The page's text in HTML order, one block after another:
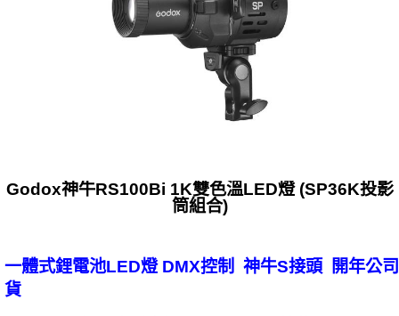
Godox神牛RS100Bi 1K雙色溫LED燈 (SP36K投影
筒組合)
一體式鋰電池LED燈 DMX控制 神牛S接頭 開年公司
貨